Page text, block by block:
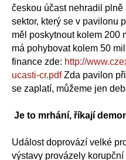
českou účast nehradil
sektor, který se v pavilonu
měl poskytnout kolem 200
má pohybovat kolem 50
finance zde: http://
ucasti-cr.pdfZda pavilon
se zaplatí, můžeme jen
Je to mrhání, říkají
Událost doprovází velké
výstavy provázely